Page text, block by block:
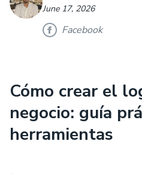
June 17, 2026
Facebook
Cómo crear el
negocio: guía
herramientas